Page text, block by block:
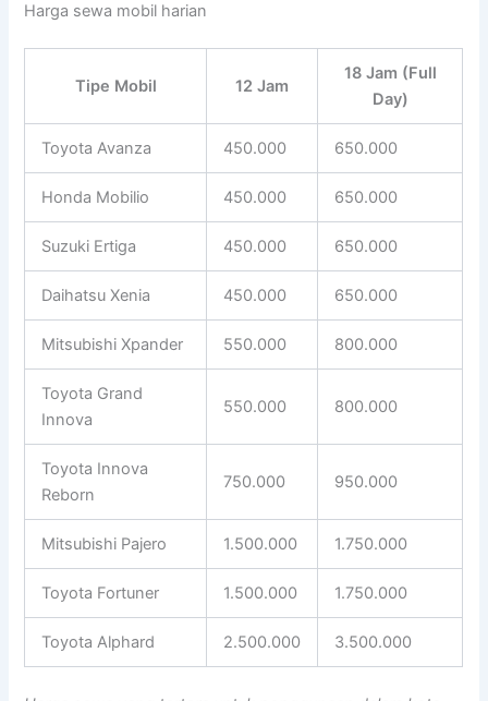
Harga sewa mobil harian
Tipe Mobil 12 Jam
18 Jam (Full
Day)
Toyota Avanza 450.000 650.000
Honda Mobilio 450.000 650.000
Suzuki Ertiga 450.000 650.000
Daihatsu Xenia 450.000 650.000
Mitsubishi Xpander 550.000 800.000
Toyota Grand
Innova
550.000 800.000
Toyota Innova
Reborn
750.000 950.000
Mitsubishi Pajero 1.500.000 1.750.000
Toyota Fortuner 1.500.000 1.750.000
Toyota Alphard 2.500.000 3.500.000